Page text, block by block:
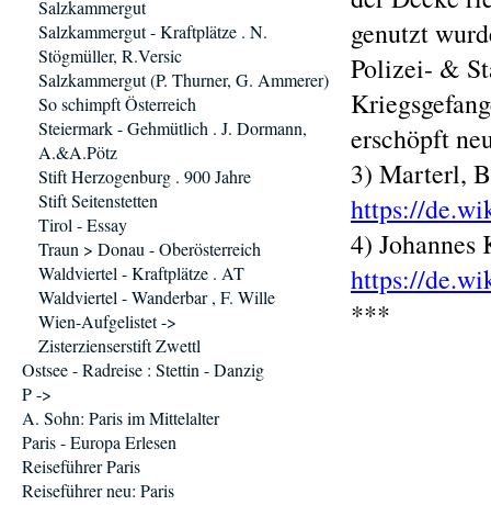
genutzt
Polizei- &
erschöpft
3) Marterl,
https://
4)
https://
***
Salzkammergut
Salzkammergut - Kraftplätze . N.
Stögmüller, R.Versic
Salzkammergut (P. Thurner, G. Ammerer)
So schimpft Österreich
Steiermark - Gehmütlich . J. Dormann,
A.&A.Pötz
Stift Herzogenburg . 900 Jahre
Stift Seitenstetten
Tirol - Essay
Traun > Donau - Oberösterreich
Waldviertel - Kraftplätze . AT
Waldviertel - Wanderbar , F. Wille
Wien-Aufgelistet ->
Zisterzienserstift Zwettl
Ostsee - Radreise : Stettin - Danzig
P ->
A. Sohn: Paris im Mittelalter
Paris - Europa Erlesen
Reiseführer Paris
Reiseführer neu: Paris